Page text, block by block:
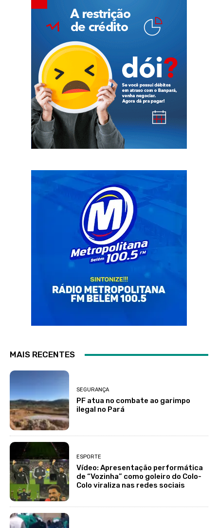
MAIS RECENTES
SEGURANÇA
PF atua no combate ao garimpo
ilegal no Pará
ESPORTE
Vídeo: Apresentação performática
de “Vozinha” como goleiro do Colo-
Colo viraliza nas redes sociais